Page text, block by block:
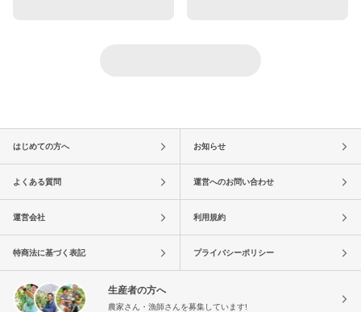
はじめての方へ お知らせ
よくある質問 運営へのお問い合わせ
運営会社 利用規約
特商法に基づく表記 プライバシーポリシー
生産者の方へ
農家さん・漁師さんを募集しています!